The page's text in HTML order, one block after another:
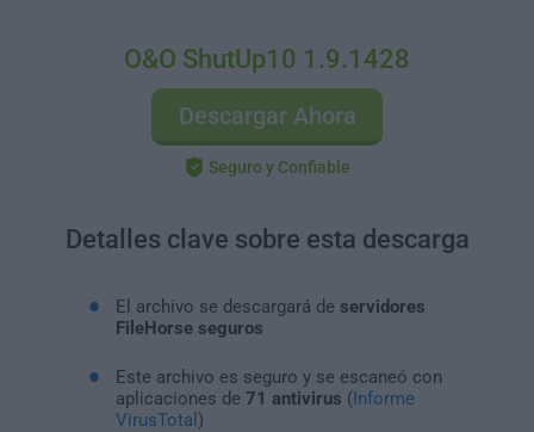
O&O ShutUp10 1.9.1428
Descargar Ahora
Seguro y Confiable
Detalles clave sobre esta descarga
El archivo se descargará de servidores
FileHorse seguros
Este archivo es seguro y se escaneó con
aplicaciones de 71 antivirus (Informe
VirusTotal )